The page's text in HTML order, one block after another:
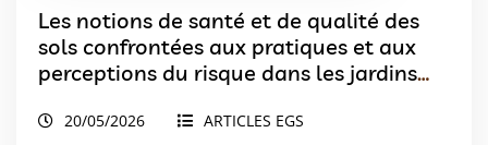
Les notions de santé et de qualité des
sols confrontées aux pratiques et aux
perceptions du risque dans les jardins
20/05/2026
ARTICLES EGS